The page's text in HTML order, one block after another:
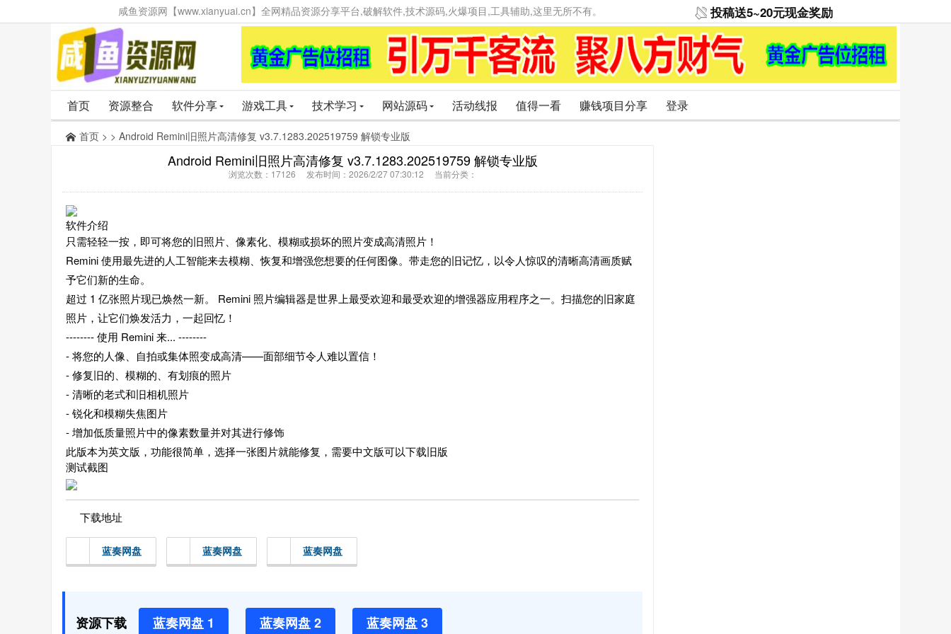
咸鱼资源网【www.xianyuai.cn】全网精品资源分享平台,破解软件,技术源码,火爆项目,工具辅助,这里无所不有。 投稿送5~20元现金奖励
首页 资源整合 软件分享 游戏工具 技术学习 网站源码 活动线报 值得一看 赚钱项目分享 登录
首页 > > Android Remini旧照片高清修复 v3.7.1283.202519759 解锁专业版
Android Remini旧照片高清修复 v3.7.1283.202519759 解锁专业版
浏览次数：17126 发布时间：2026/2/27 07:30:12 当前分类：
软件介绍
只需轻轻一按，即可将您的旧照片、像素化、模糊或损坏的照片变成高清照片！
Remini 使用最先进的人工智能来去模糊、恢复和增强您想要的任何图像。带走您的旧记忆，以令人惊叹的清晰高清画质赋
予它们新的生命。
超过 1 亿张照片现已焕然一新。 Remini 照片编辑器是世界上最受欢迎和最受欢迎的增强器应用程序之一。扫描您的旧家庭
照片，让它们焕发活力，一起回忆！
-------- 使用 Remini 来... --------
- 将您的人像、自拍或集体照变成高清——面部细节令人难以置信！
- 修复旧的、模糊的、有划痕的照片
- 清晰的老式和旧相机照片
- 锐化和模糊失焦图片
- 增加低质量照片中的像素数量并对其进行修饰
此版本为英文版，功能很简单，选择一张图片就能修复，需要中文版可以下载旧版
测试截图
下载地址
蓝奏网盘 蓝奏网盘 蓝奏网盘
资源下载 蓝奏网盘 1 蓝奏网盘 2 蓝奏网盘 3